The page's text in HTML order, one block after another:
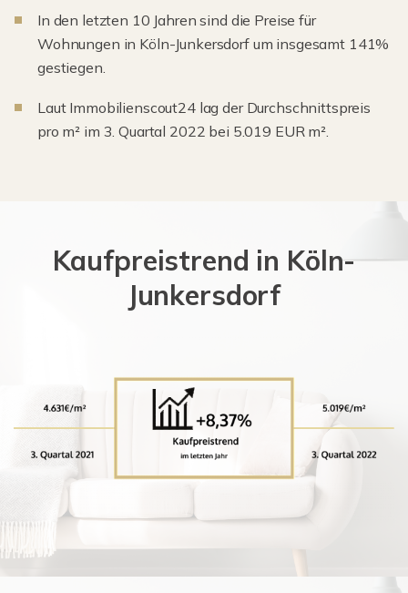
In den letzten 10 Jahren sind die Preise für
Wohnungen in Köln-Junkersdorf um insgesamt 141%
gestiegen.
Laut Immobilienscout24 lag der Durchschnittspreis
pro m² im 3. Quartal 2022 bei 5.019 EUR m².
Kaufpreistrend in Köln-
Junkersdorf